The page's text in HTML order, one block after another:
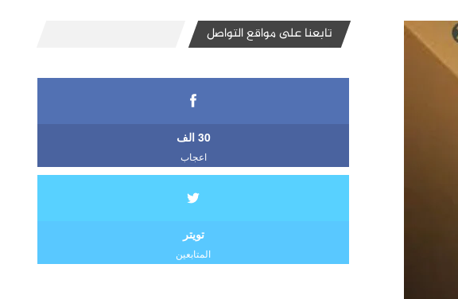
تابعنا على مواقع التواصل
30 الف
اعجاب
تويتر
المتابعين